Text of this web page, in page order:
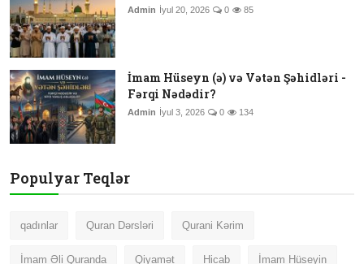
Admin İyul 20, 2026 0 85
İmam Hüseyn (ə) və Vətən Şəhidləri -
Fərqi Nədədir?
Admin İyul 3, 2026 0 134
Populyar Teqlər
qadınlar Quran Dərsləri Qurani Kərim
İmam Əli Quranda Qiyamət Hicab İmam Hüseyin